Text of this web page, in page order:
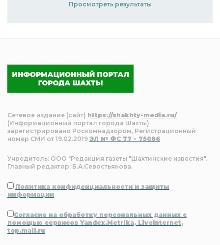
Просмотреть результаты
Сетевое издание (сайт) https://shakhty-media.ru/
(Информационный портал города Шахты)
зарегистрировано Роскомнадзором, Регистрационный
номер СМИ от 19.02.2019 ЭЛ № ФС 77 - 75086
Учредитель: ООО "Редакция газеты "Шахтинские известия".
Главный редактор: Б.А.Севостьянова.
Политика конфиденциальности и защиты
информации
Согласие на обработку персональных данных с
помощью сервисов Yandex.Metrika, LiveInternet,
top.mail.ru